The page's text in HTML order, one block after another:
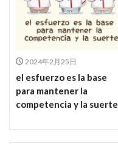
2024年2月25日
el esfuerzo es la base
para mantener la
competencia y la suerte